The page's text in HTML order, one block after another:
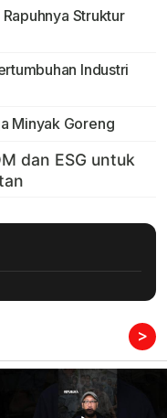
Struktur
Industri
Minyak Goreng
>